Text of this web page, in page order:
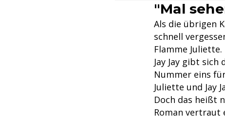
"Mal
Als die übrigen
schnell
Flamme
Jay Jay gibt
Nummer eins
Juliette und Jay
Doch das heißt
Roman vertraut